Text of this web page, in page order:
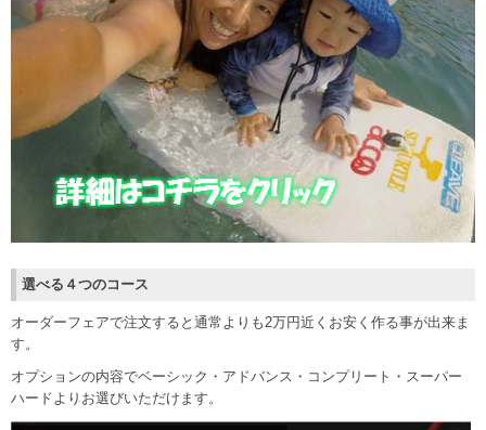
選べる４つのコース
オーダーフェアで注文すると通常よりも2万円近くお安く作る事が出来ま
す。
オプションの内容でベーシック・アドバンス・コンプリート・スーパー
ハードよりお選びいただけます。